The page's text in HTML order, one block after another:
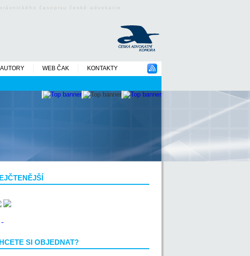
časopisu české advokacie
AUTORY WEB ČAK KONTAKTY
SI OBJEDNAT?